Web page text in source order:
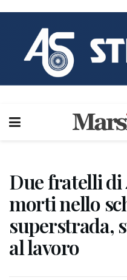
Due fratelli di
morti nello
superstrada,
al lavoro